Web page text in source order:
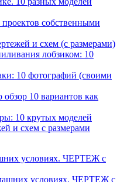
собственными
и схем (с размерами)
лобзиком: 10
10 фотографий (своими
10 вариантов как
10 крутых моделей
и схем с размерами
условиях. ЧЕРТЕЖ с